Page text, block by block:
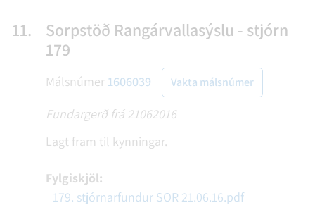
11.
Sorpstöð Rangárvallasýslu - stjórn
179
Málsnúmer 1606039 Vakta málsnúmer
Fundargerð frá 21062016
Lagt fram til kynningar.
Fylgiskjöl:
179. stjórnarfundur SOR 21.06.16.pdf